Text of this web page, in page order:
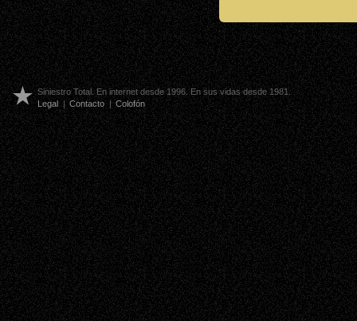
Siniestro Total. En internet desde 1996. En sus vidas desde 1981.
Legal | Contacto | Colofón